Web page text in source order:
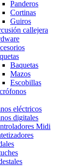
Panderos
Cortinas
Guiros
callejera
Baquetas
Mazos
Escobillas
eléctricos
digitales
Midi